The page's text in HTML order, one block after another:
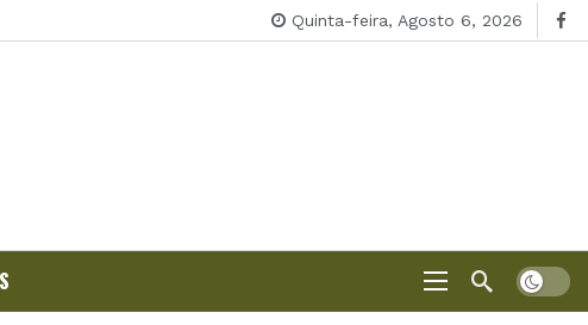
Quinta-feira, Agosto 6, 2026